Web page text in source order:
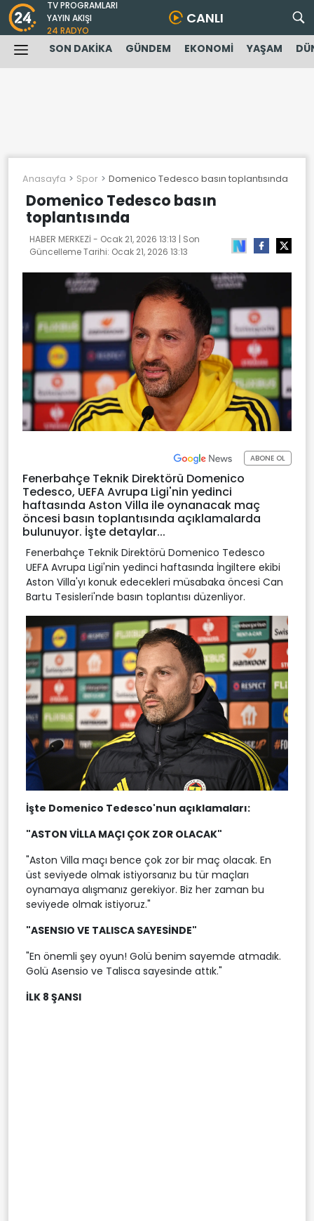
TV PROGRAMLARI
YAYIN AKIŞI
24 RADYO
CANLI
SON DAKİKA GÜNDEM EKONOMİ YAŞAM
Anasayfa Spor Domenico Tedesco basın toplantısında
Domenico Tedesco basın
toplantısında
HABER MERKEZİ - Ocak 21, 2026 13:13 | Son
Güncelleme Tarihi: Ocak 21, 2026 13:13
ABONE OL
Fenerbahçe Teknik Direktörü Domenico
Tedesco, UEFA Avrupa Ligi'nin yedinci
haftasında Aston Villa ile oynanacak maç
öncesi basın toplantısında açıklamalarda
bulunuyor. İşte detaylar...
Fenerbahçe Teknik Direktörü Domenico Tedesco
UEFA Avrupa Ligi'nin yedinci haftasında İngiltere ekibi
Aston Villa'yı konuk edecekleri müsabaka öncesi Can
Bartu Tesisleri'nde basın toplantısı düzenliyor.
İşte Domenico Tedesco'nun açıklamaları:
"ASTON VİLLA MAÇI ÇOK ZOR OLACAK"
"Aston Villa maçı bence çok zor bir maç olacak. En
üst seviyede olmak istiyorsanız bu tür maçları
oynamaya alışmanız gerekiyor. Biz her zaman bu
seviyede olmak istiyoruz."
"ASENSIO VE TALISCA SAYESİNDE"
"En önemli şey oyun! Golü benim sayemde atmadık.
Golü Asensio ve Talisca sayesinde attık."
İLK 8 ŞANSI